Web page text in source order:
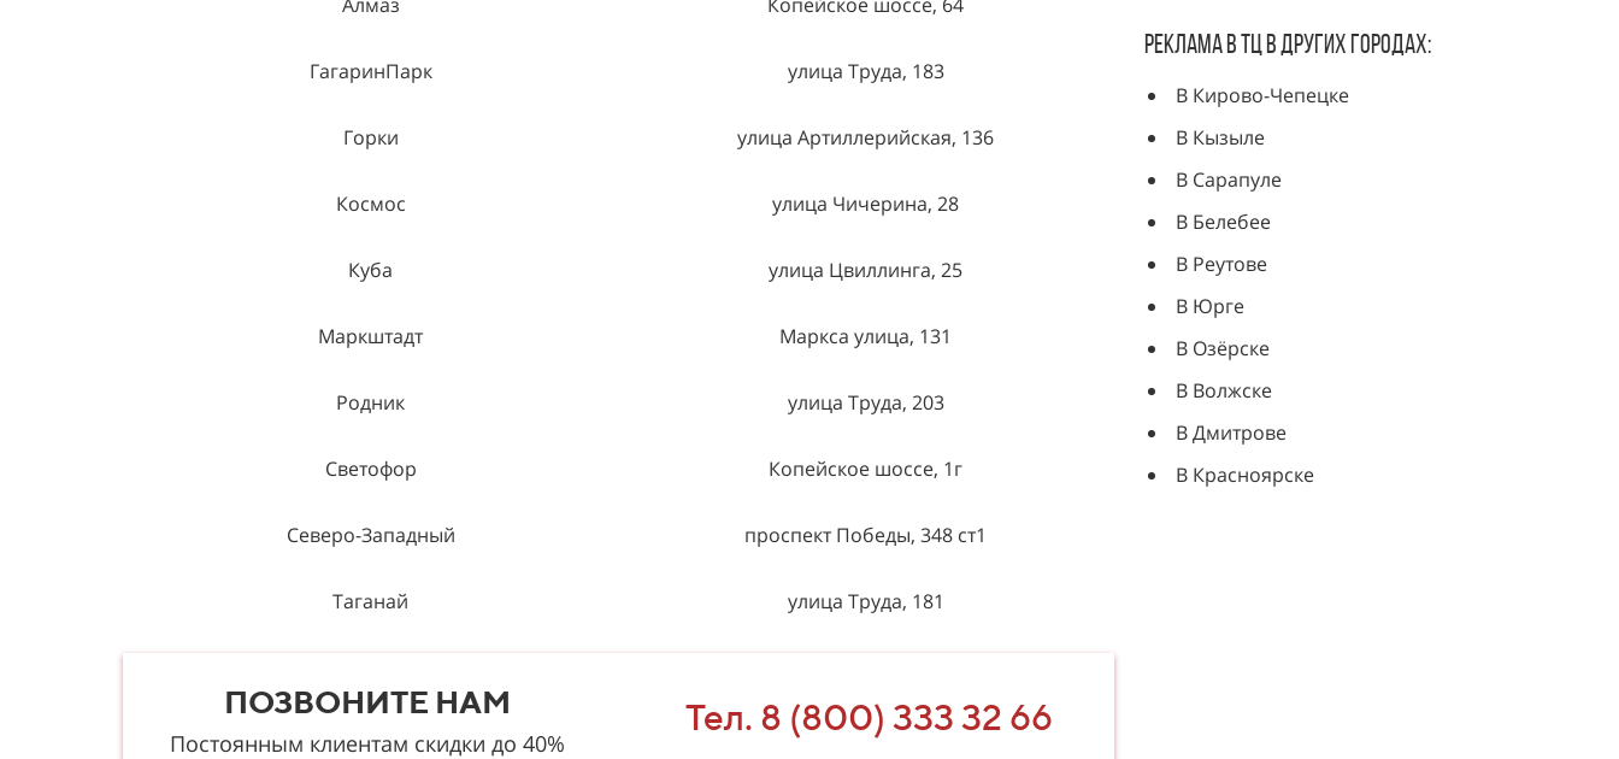
ГагаринПарк улица Труда, 183
Горки улица Артиллерийская, 136
Космос улица Чичерина, 28
Куба улица Цвиллинга, 25
Маркштадт Маркса улица, 131
Родник улица Труда, 203
Светофор Копейское шоссе, 1г
Северо-Западный проспект Победы, 348 ст1
Таганай улица Труда, 181
Фиеста улица Молодогвардейцев, 7
ПОЗВОНИТЕ НАМ
Постоянным клиентам скидки до 40%
Тел. 8 (800) 333 32 66
Реклама в ТЦ в других городах:
В Кирово-Чепецке
В Кызыле
В Сарапуле
В Белебее
В Реутове
В Юрге
В Озёрске
В Волжске
В Дмитрове
В Красноярске